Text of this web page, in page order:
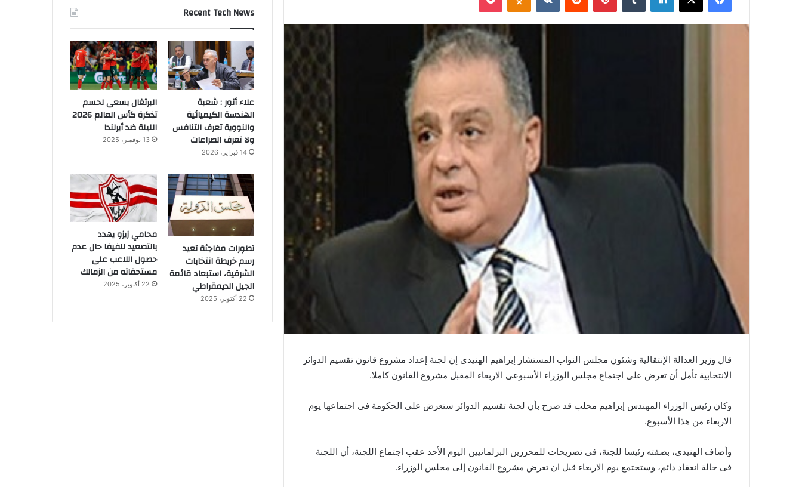
قال وزير العدالة اﻹنتقالية وشئون مجلس النواب المستشار إبراهيم الهنيدى إن لجنة إعداد مشروع قانون تقسيم الدوائر
الانتخابية تأمل أن تعرض على اجتماع مجلس الوزراء اﻷسبوعى الاربعاء المقبل مشروع القانون كاملا.
وكان رئيس الوزراء المهندس إبراهيم محلب قد صرح بأن لجنة تقسيم الدوائر ستعرض على الحكومة فى اجتماعها يوم
الاربعاء من هذا اﻷسبوع.
وأضاف الهنيدى، بصفته رئيسا للجنة، فى تصريحات للمحررين البرلمانيين اليوم اﻷحد عقب اجتماع اللجنة، أن اللجنة
فى حالة انعقاد دائم، وستجتمع يوم الاربعاء قبل ان تعرض مشروع القانون إلى مجلس الوزراء.
Recent Tech News
علاء أنور : شعبة
الهندسة الكيميائية
والنووية تعرف التنافس
ولا تعرف الصراعات
14 فبراير، 2026
البرتغال يسعى لحسم
تذكرة كأس العالم 2026
الليلة ضد أيرلندا
13 نوفمبر، 2025
تطورات مفاجئة تعيد
رسم خريطة انتخابات
الشرقية، استبعاد قائمة
الجيل الديمقراطي
22 أكتوبر، 2025
محامي زيزو يهدد
بالتصعيد للفيفا حال عدم
حصول اللاعب على
مستحقاته من الزمالك
22 أكتوبر، 2025